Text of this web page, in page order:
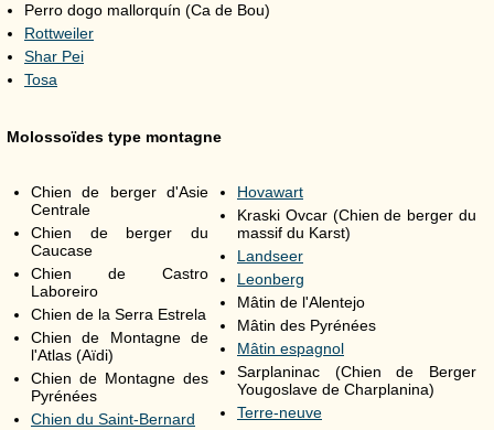
Perro dogo mallorquín (Ca de Bou)
Rottweiler
Shar Pei
Tosa
Molossoïdes type montagne
Chien de berger d'Asie
Centrale
Chien de berger du
Caucase
Chien de Castro
Laboreiro
Chien de la Serra Estrela
Chien de Montagne de
l'Atlas (Aïdi)
Chien de Montagne des
Pyrénées
Chien du Saint-Bernard
Hovawart
Kraski Ovcar (Chien de berger du
massif du Karst)
Landseer
Leonberg
Mâtin de l'Alentejo
Mâtin des Pyrénées
Mâtin espagnol
Sarplaninac (Chien de Berger
Yougoslave de Charplanina)
Terre-neuve